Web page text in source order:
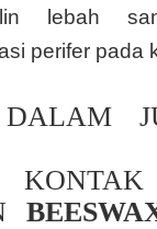
lebah
perifer pada